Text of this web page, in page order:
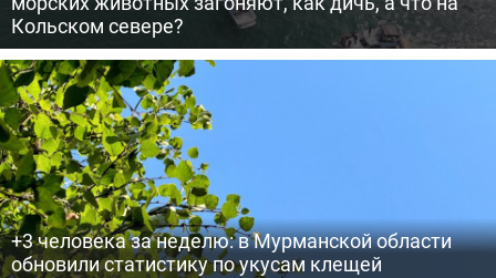
Кольском севере?
+3 человека за неделю: в Мурманской области
обновили статистику по укусам клещей